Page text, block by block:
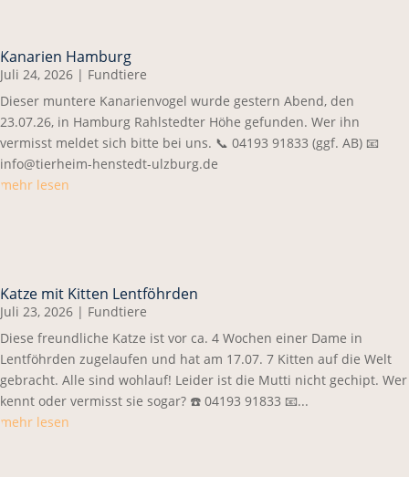
Kanarien Hamburg
Juli 24, 2026 | Fundtiere
Dieser muntere Kanarienvogel wurde gestern Abend, den
23.07.26, in Hamburg Rahlstedter Höhe gefunden. Wer ihn
vermisst meldet sich bitte bei uns. 📞 04193 91833 (ggf. AB) 📧
info@tierheim-henstedt-ulzburg.de
mehr lesen
Katze mit Kitten Lentföhrden
Juli 23, 2026 | Fundtiere
Diese freundliche Katze ist vor ca. 4 Wochen einer Dame in
Lentföhrden zugelaufen und hat am 17.07. 7 Kitten auf die Welt
gebracht. Alle sind wohlauf! Leider ist die Mutti nicht gechipt. Wer
kennt oder vermisst sie sogar? ☎️ 04193 91833 📧...
mehr lesen